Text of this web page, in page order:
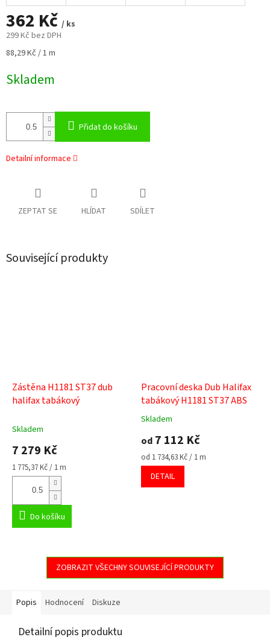
362 Kč / ks
299 Kč bez DPH
Měrná
88,29 Kč / 1 m
Skladem
Přidat do košíku
Detailní informace
ZEPTAT SE HLÍDAT SDÍLET
Související produkty
Zástěna H1181 ST37 dub
halifax tabákový
Skladem
7 279 Kč
Měrná
cena:
1 775,37 Kč / 1 m
Do košíku
Pracovní deska Dub Halifax
tabákový H1181 ST37 ABS
Průměrné
produktu
je
5,0
5
Skladem
od 7 112 Kč
Měrná
cena:
od 1 734,63 Kč / 1 m
DETAIL
ZOBRAZIT VŠECHNY SOUVISEJÍCÍ PRODUKTY
Popis Hodnocení Diskuze
Detailní popis produktu